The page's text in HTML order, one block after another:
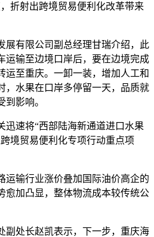
折射出跨境贸易便利化改革带来
有限公司副总经理甘瑞介绍，此
运输至边境口岸后，要在边境完成
运至重庆。一卸一装，增加人工和
，水果在口岸多停留一天，品质就
影响。
速将“西部陆海新通道进口水果
境贸易便利化专项行动重点项
输行业涨价叠加国际油价高企的
愈加凸显，整体物流成本较传统公
处长赵凯表示，下一步，重庆海